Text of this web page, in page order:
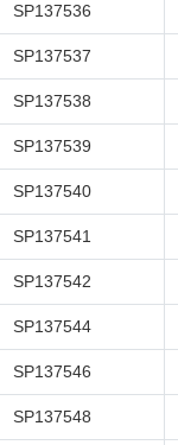
SP137536
SP137537
SP137538
SP137539
SP137540
SP137541
SP137542
SP137544
SP137546
SP137548